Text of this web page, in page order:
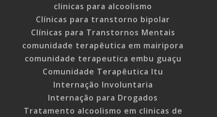
clinicas para alcoolismo
Clínicas para transtorno bipolar
Clínicas para Transtornos Mentais
comunidade terapêutica em mairipora
comunidade terapeutica embu guaçu
Comunidade Terapêutica Itu
Internação Involuntaria
Internação para Drogados
Tratamento alcoolismo em clinicas de